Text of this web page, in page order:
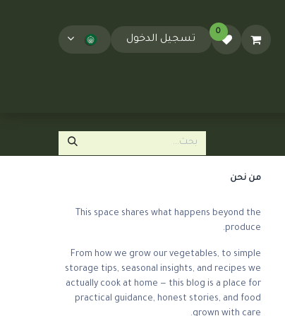
0
تسجيل الدخول
من نحن
This space shares what happens beyond the
produce.
From how we grow our vegetables, to simple
storage tips, seasonal insights, and recipes we
actually cook at home — this blog is a place for
practical guidance, honest stories, and food
grown with care.